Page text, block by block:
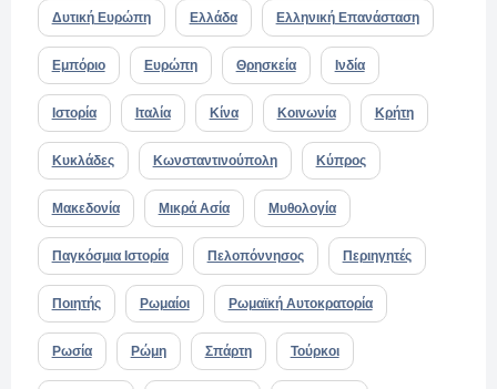
Δυτική Ευρώπη Ελλάδα Ελληνική Επανάσταση
Εμπόριο Ευρώπη Θρησκεία Ινδία
Ιστορία Ιταλία Κίνα Κοινωνία Κρήτη
Κυκλάδες Κωνσταντινούπολη Κύπρος
Μακεδονία Μικρά Ασία Μυθολογία
Παγκόσμια Ιστορία Πελοπόννησος Περιηγητές
Ποιητής Ρωμαίοι Ρωμαϊκή Αυτοκρατορία
Ρωσία Ρώμη Σπάρτη Τούρκοι